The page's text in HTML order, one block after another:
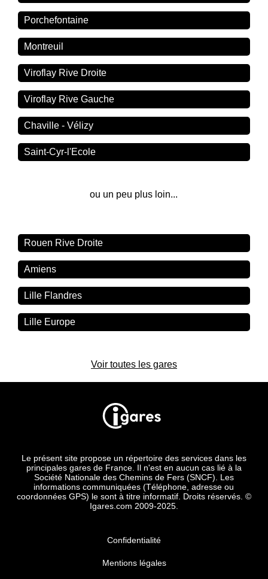
Porchefontaine
Montreuil
Viroflay Rive Droite
Viroflay Rive Gauche
Chaville - Vélizy
Saint-Cyr-l'Ecole
ou un peu plus loin...
Rouen Rive Droite
Amiens
Lille Flandres
Lille Europe
Voir toutes les gares
Le présent site propose un répertoire des services dans les
principales gares de France. Il n'est en aucun cas lié à la
Société Nationale des Chemins de Fers (SNCF). Les
informations communiquées (Téléphone, adresse ou
coordonnées GPS) le sont à titre informatif. Droits réservés. ©
Igares.com 2009-2025.
Confidentialité
Mentions légales